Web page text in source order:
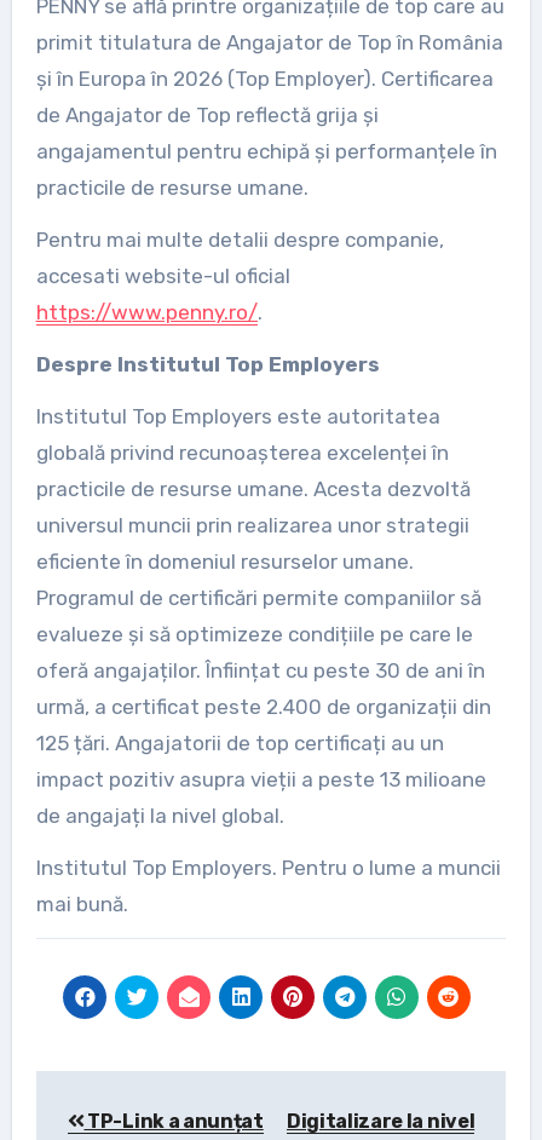
PENNY se află printre organizațiile de top care au
primit titulatura de Angajator de Top în România
și în Europa în 2026 (Top Employer). Certificarea
de Angajator de Top reflectă grija și
angajamentul pentru echipă și performanțele în
practicile de resurse umane.
Pentru mai multe detalii despre companie,
accesati website-ul oficial
https://www.penny.ro/.
Despre Institutul Top Employers
Institutul Top Employers este autoritatea
globală privind recunoașterea excelenței în
practicile de resurse umane. Acesta dezvoltă
universul muncii prin realizarea unor strategii
eficiente în domeniul resurselor umane.
Programul de certificări permite companiilor să
evalueze și să optimizeze condițiile pe care le
oferă angajaților. Înființat cu peste 30 de ani în
urmă, a certificat peste 2.400 de organizații din
125 țări. Angajatorii de top certificați au un
impact pozitiv asupra vieții a peste 13 milioane
de angajați la nivel global.
Institutul Top Employers. Pentru o lume a muncii
mai bună.
TP-Link a anunțat
Digitalizare la nivel